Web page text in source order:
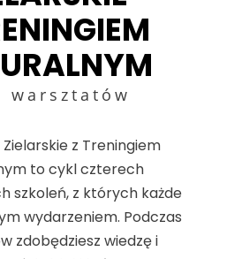
warsztatów
z Treningiem
to cykl czterech
szkoleń, z których każde
wydarzeniem. Podczas
zdobędziesz wiedzę i